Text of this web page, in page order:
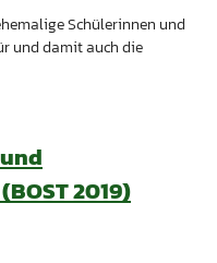
Schülerinnen und
und damit auch die
2019)